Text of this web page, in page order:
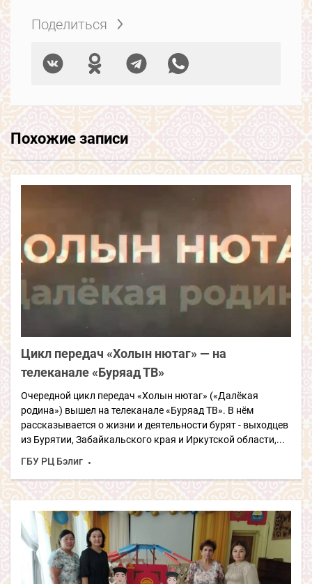
Поделиться
Похожие записи
Цикл передач «Холын нютаг» — на
телеканале «Буряад ТВ»
Очередной цикл передач «Холын нютаг» («Далёкая
родина») вышел на телеканале «Буряад ТВ». В нём
рассказывается о жизни и деятельности бурят - выходцев
из Бурятии, Забайкальского края и Иркутской области,...
ГБУ РЦ Бэлиг